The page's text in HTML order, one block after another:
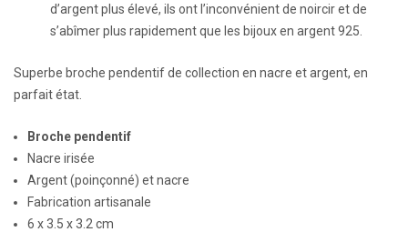
d’argent plus élevé, ils ont l’inconvénient de noircir et de
s’abîmer plus rapidement que les bijoux en argent 925.
Superbe broche pendentif de collection en nacre et argent, en
parfait état.
Broche pendentif
Nacre irisée
Argent (poinçonné) et nacre
Fabrication artisanale
6 x 3.5 x 3.2 cm